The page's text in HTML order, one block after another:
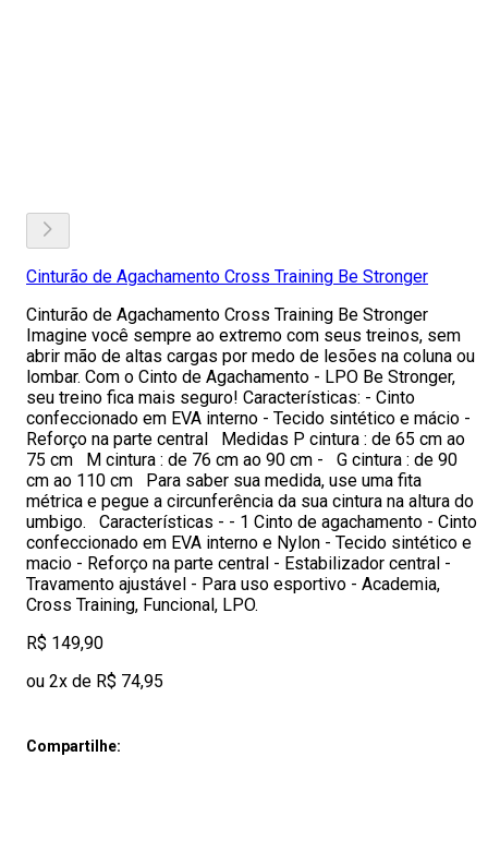
Cinturão de Agachamento Cross Training Be Stronger
Cinturão de Agachamento Cross Training Be Stronger
Imagine você sempre ao extremo com seus treinos, sem
abrir mão de altas cargas por medo de lesões na coluna ou
lombar. Com o Cinto de Agachamento - LPO Be Stronger,
seu treino fica mais seguro! Características: - Cinto
confeccionado em EVA interno - Tecido sintético e mácio -
Reforço na parte central Medidas P cintura : de 65 cm ao
75 cm M cintura : de 76 cm ao 90 cm - G cintura : de 90
cm ao 110 cm Para saber sua medida, use uma fita
métrica e pegue a circunferência da sua cintura na altura do
umbigo. Características - - 1 Cinto de agachamento - Cinto
confeccionado em EVA interno e Nylon - Tecido sintético e
macio - Reforço na parte central - Estabilizador central -
Travamento ajustável - Para uso esportivo - Academia,
Cross Training, Funcional, LPO.
R$ 149,90
ou 2x de R$ 74,95
Compartilhe: